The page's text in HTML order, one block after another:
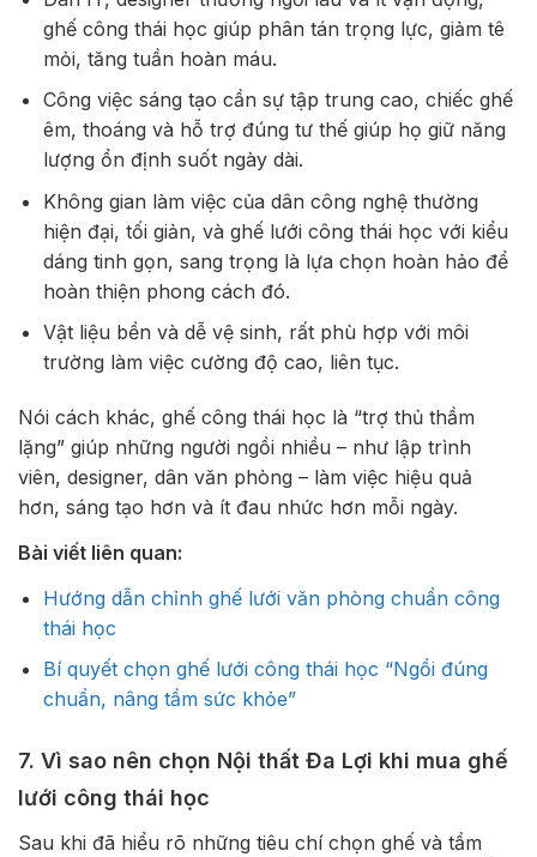
ghế công thái học giúp phân tán trọng lực, giảm tê
mỏi, tăng tuần hoàn máu.
Công việc sáng tạo cần sự tập trung cao, chiếc ghế
êm, thoáng và hỗ trợ đúng tư thế giúp họ giữ năng
lượng ổn định suốt ngày dài.
Không gian làm việc của dân công nghệ thường
hiện đại, tối giản, và ghế lưới công thái học với kiểu
dáng tinh gọn, sang trọng là lựa chọn hoàn hảo để
hoàn thiện phong cách đó.
Vật liệu bền và dễ vệ sinh, rất phù hợp với môi
trường làm việc cường độ cao, liên tục.
Nói cách khác, ghế công thái học là “trợ thủ thầm
lặng” giúp những người ngồi nhiều – như lập trình
viên, designer, dân văn phòng – làm việc hiệu quả
hơn, sáng tạo hơn và ít đau nhức hơn mỗi ngày.
Bài viết liên quan:
Hướng dẫn chỉnh ghế lưới văn phòng chuẩn công
thái học
Bí quyết chọn ghế lưới công thái học “Ngồi đúng
chuẩn, nâng tầm sức khỏe”
7. Vì sao nên chọn Nội thất Đa Lợi khi mua ghế
lưới công thái học
Sau khi đã hiểu rõ những tiêu chí chọn ghế và tầm